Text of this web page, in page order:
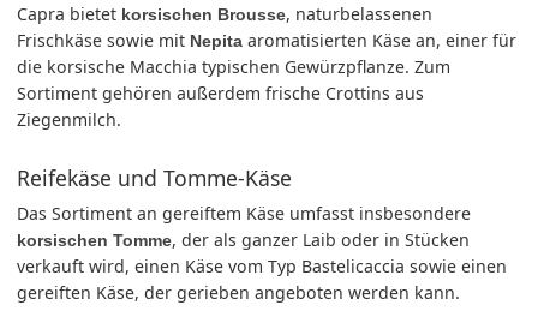
Capra bietet korsischen Brousse, naturbelassenen
Frischkäse sowie mit Nepita aromatisierten Käse an, einer für
die korsische Macchia typischen Gewürzpflanze. Zum
Sortiment gehören außerdem frische Crottins aus
Ziegenmilch.
Reifekäse und Tomme-Käse
Das Sortiment an gereiftem Käse umfasst insbesondere
korsischen Tomme, der als ganzer Laib oder in Stücken
verkauft wird, einen Käse vom Typ Bastelicaccia sowie einen
gereiften Käse, der gerieben angeboten werden kann.